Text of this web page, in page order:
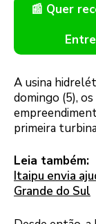
📰 Quer
A usina
domingo (5),
primeira
Leia também:
Itaipu envia
Grande do Sul